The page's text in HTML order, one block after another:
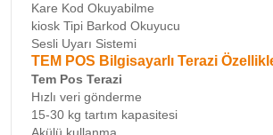
Kare Kod Okuyabilme
kiosk Tipi Barkod Okuyucu
Sesli Uyarı Sistemi
TEM POS Bilgisayarlı Terazi
Tem Pos Terazi
Hızlı veri gönderme
15-30 kg tartım kapasitesi